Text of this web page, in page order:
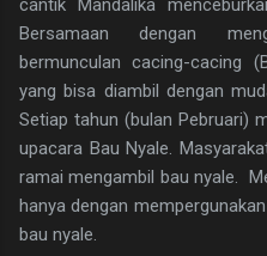
cantik Mandalika
Bersamaan dengan
bermunculan cacing-cacing
yang bisa diambil dengan
Setiap tahun (bulan Pebruari)
upacara Bau Nyale.
ramai mengambil bau nyale.
hanya dengan
bau nyale.